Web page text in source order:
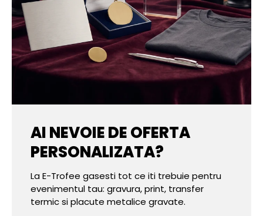
AI NEVOIE DE OFERTA
PERSONALIZATA?
La E-Trofee gasesti tot ce iti trebuie pentru
evenimentul tau: gravura, print, transfer
termic si placute metalice gravate.